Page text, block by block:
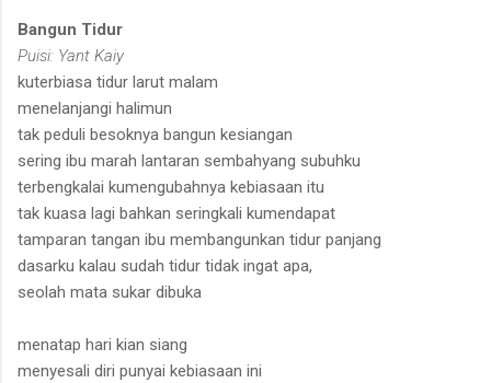
Bangun Tidur
Puisi: Yant Kaiy
kuterbiasa tidur larut malam
menelanjangi halimun
tak peduli besoknya bangun kesiangan
sering ibu marah lantaran sembahyang subuhku
terbengkalai kumengubahnya kebiasaan itu
tak kuasa lagi bahkan seringkali kumendapat
tamparan tangan ibu membangunkan tidur panjang
dasarku kalau sudah tidur tidak ingat apa,
seolah mata sukar dibuka
menatap hari kian siang
menyesali diri punyai kebiasaan ini